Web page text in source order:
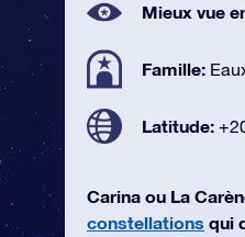
Mieux vue
Famille:
Latitude:
Carina ou La
constellations qui